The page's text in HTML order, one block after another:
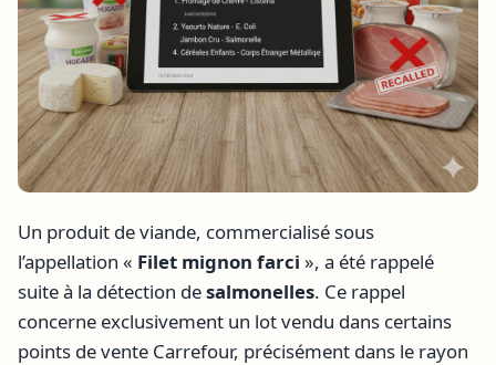
Un produit de viande, commercialisé sous
l’appellation « Filet mignon farci », a été rappelé
suite à la détection desalmonelles. Ce rappel
concerne exclusivement un lot vendu dans certains
points de vente Carrefour, précisément dans le rayon